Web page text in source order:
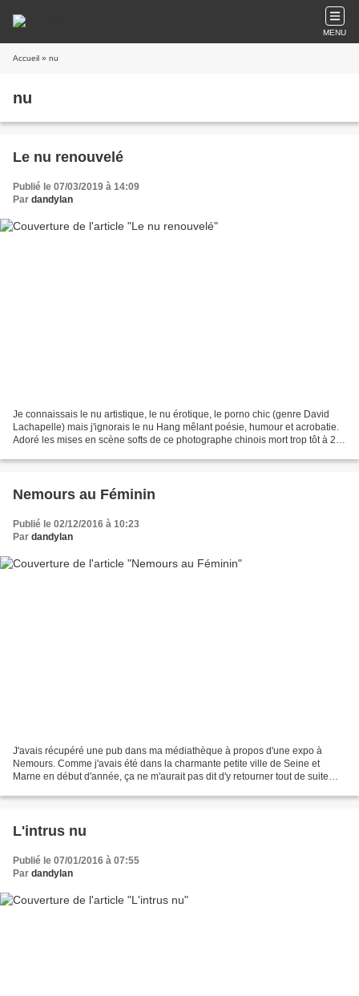
MENU
Accueil » nu
nu
Le nu renouvelé
Publié le 07/03/2019 à 14:09
Par dandylan
Je connaissais le nu artistique, le nu érotique, le porno chic (genre David
Lachapelle) mais j'ignorais le nu Hang mêlant poésie, humour et acrobatie.
Adoré les mises en scène softs de ce photographe chinois mort trop tôt à 29
Nemours au Féminin
Publié le 02/12/2016 à 10:23
Par dandylan
J'avais récupéré une pub dans ma médiathèque à propos d'une expo à
Nemours. Comme j'avais été dans la charmante petite ville de Seine et
Marne en début d'année, ça ne m'aurait pas dit d'y retourner tout de suite
L'intrus nu
Publié le 07/01/2016 à 07:55
Par dandylan